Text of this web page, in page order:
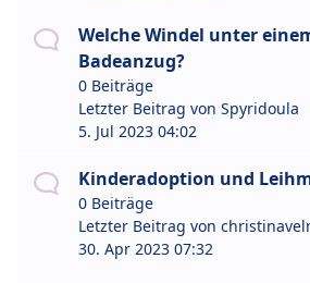
Welche Windel unter
Badeanzug?
0 Beiträge
Letzter Beitrag von Spyridoula
5. Jul 2023 04:02
Kinderadoption und
0 Beiträge
Letzter Beitrag von
30. Apr 2023 07:32